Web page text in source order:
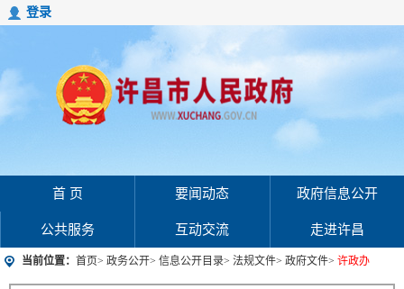
登录
首 页 要闻动态 政府信息公开
公共服务 互动交流 走进许昌
当前位置： 首页> 政务公开> 信息公开目录> 法规文件> 政府文件> 许政办